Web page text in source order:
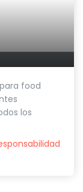
food
los